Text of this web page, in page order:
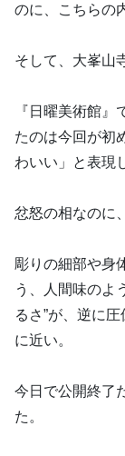
のに、こちらの
そして、大峯山
『日曜美術館
たのは今回が初
わいい」と表現
忿怒の相なのに
彫りの細部や身
う、人間味のよ
るさ”が、逆に
に近い。
今日で公開終了
た。